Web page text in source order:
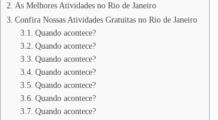
As Melhores Atividades no Rio de Janeiro
Confira Nossas Atividades Gratuitas no Rio de Janeiro
Quando acontece?
Quando acontece?
Quando acontece?
Quando acontece?
Quando acontece?
Quando acontece?
Quando acontece?